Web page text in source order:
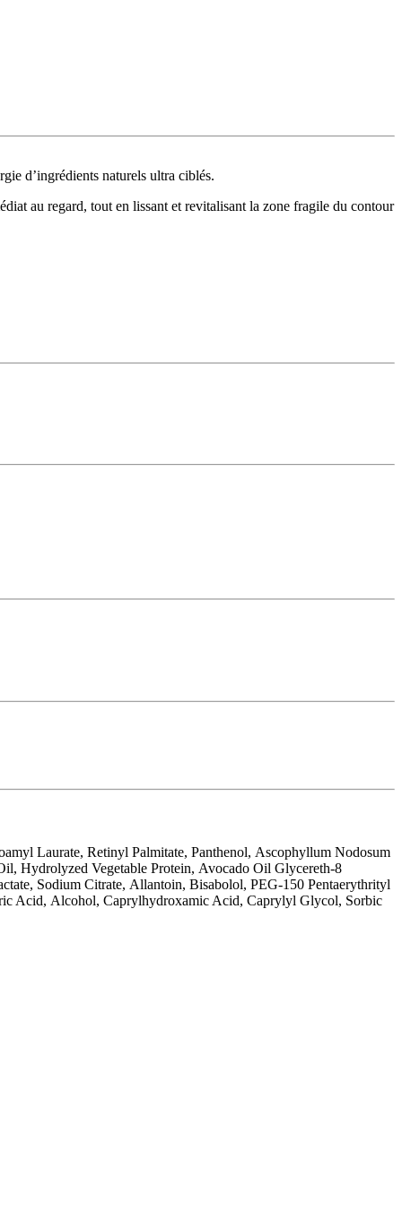
d’ingrédients naturels ultra ciblés.
au regard, tout en lissant et revitalisant la zone fragile du contour
Laurate, Retinyl Palmitate, Panthenol, Ascophyllum Nodosum
Hydrolyzed Vegetable Protein, Avocado Oil Glycereth-8
Sodium Citrate, Allantoin, Bisabolol, PEG-150 Pentaerythrityl
Acid, Alcohol, Caprylhydroxamic Acid, Caprylyl Glycol, Sorbic